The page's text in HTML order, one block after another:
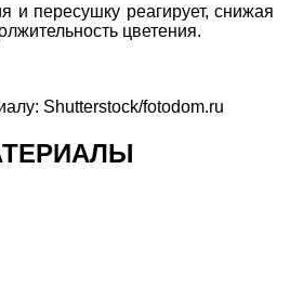
и пересушку реагирует, снижая
цветения.
Shutterstock/fotodom.ru